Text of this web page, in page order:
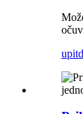
upit